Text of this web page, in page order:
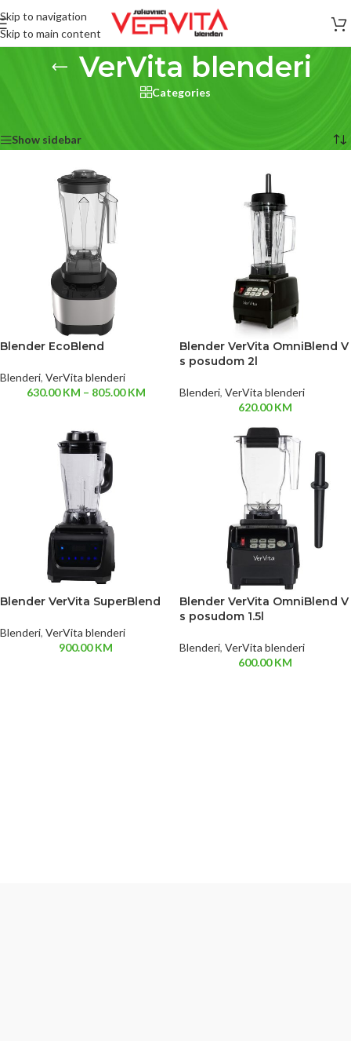
Skip to navigation
Skip to main content
VerVita blenderi
Categories
Show sidebar
Blender EcoBlend
Blenderi, VerVita blenderi
630.00KM – 805.00KM
Blender VerVita OmniBlend V
s posudom 2l
Blenderi, VerVita blenderi
620.00KM
Blender VerVita SuperBlend
Blenderi, VerVita blenderi
900.00KM
Blender VerVita OmniBlend V
s posudom 1.5l
Blenderi, VerVita blenderi
600.00KM